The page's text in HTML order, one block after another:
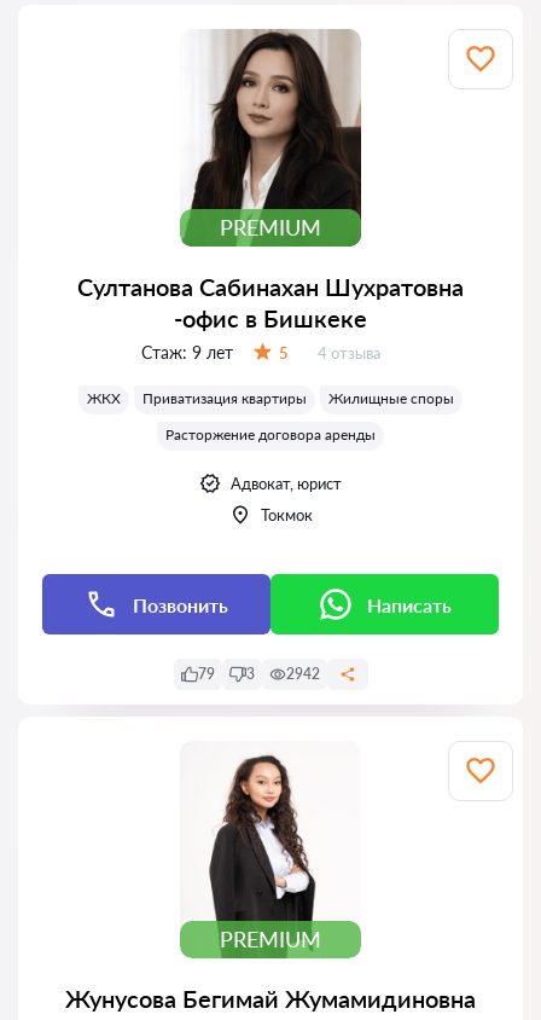
PREMIUM
Султанова Сабинахан Шухратовна
-офис в Бишкеке
Стаж: 9 лет 5 Отзывов:
4 отзыва
ЖКХ Приватизация квартиры
Жилищные споры
Расторжение договора аренды
Адвокат, юрист
Токмок
Позвонить Написать
79 3 2942
PREMIUM
Жунусова Бегимай Жумамидиновна